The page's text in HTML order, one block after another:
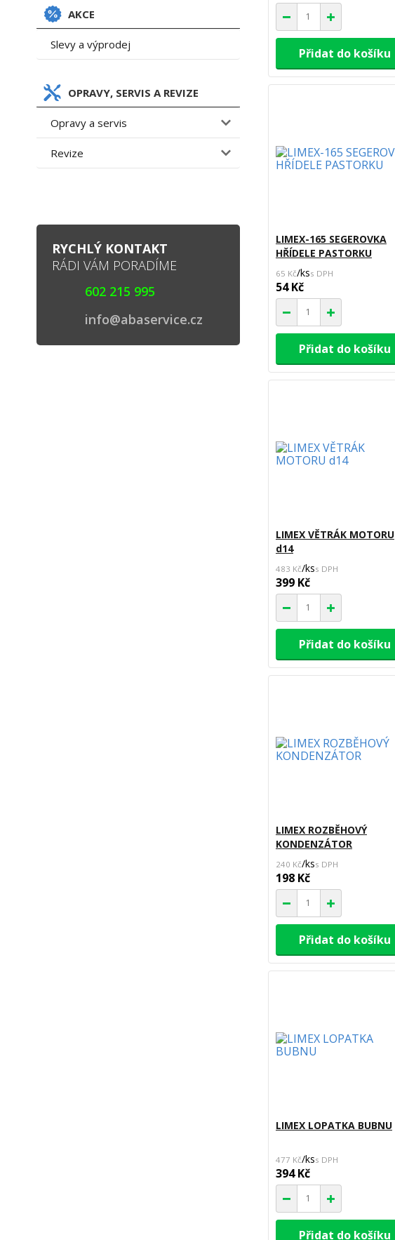
AKCE
Slevy a výprodej
OPRAVY, SERVIS A REVIZE
Opravy a servis
Revize
RYCHLÝ KONTAKT
RÁDI VÁM PORADÍME
602 215 995
info@abaservice.cz
Přidat do košíku
LIMEX-165 SEGEROVKA
HŘÍDELE PASTORKU
65 Kč/ks
54 Kč
Přidat do košíku
LIMEX VĚTRÁK MOTORU
d14
483 Kč/ks
399 Kč
Přidat do košíku
LIMEX ROZBĚHOVÝ
KONDENZÁTOR
240 Kč/ks
198 Kč
Přidat do košíku
LIMEX LOPATKA BUBNU
477 Kč/ks
394 Kč
Přidat do košíku